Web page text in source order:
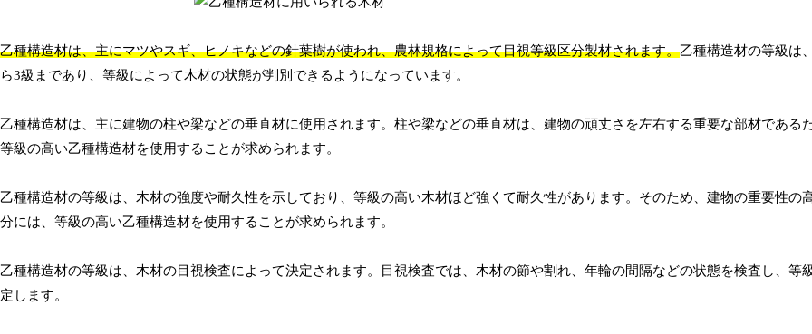
乙種構造材は、主にマツやスギ、ヒノキなどの針葉樹が使われ、農林規格によって目視等級区分製材されます。乙種構造材の等級は
ら3級まであり、等級によって木材の状態が判別できるようになっています。
乙種構造材は、主に建物の柱や梁などの垂直材に使用されます。柱や梁などの垂直材は、建物の頑丈さを左右する重要な部材である
等級の高い乙種構造材を使用することが求められます。
乙種構造材の等級は、木材の強度や耐久性を示しており、等級の高い木材ほど強くて耐久性があります。そのため、建物の重要性の
分には、等級の高い乙種構造材を使用することが求められます。
乙種構造材の等級は、木材の目視検査によって決定されます。目視検査では、木材の節や割れ、年輪の間隔などの状態を検査し、等
定します。